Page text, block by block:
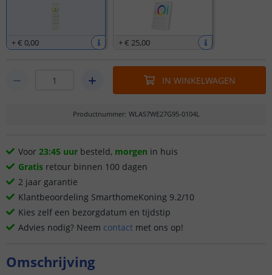
+€ 0,00 +€ 25,00
IN WINKELWAGEN
Productnummer: WLAS7WE27G95-0104L
Voor 23:45 uur besteld, morgen in huis
Gratis retour binnen 100 dagen
2 jaar garantie
Klantbeoordeling SmarthomeKoning 9.2/10
Kies zelf een bezorgdatum en tijdstip
Advies nodig? Neem contact met ons op!
Omschrijving